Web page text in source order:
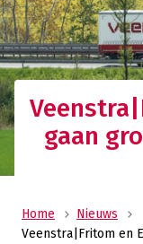
gaan
Home
Nieuws
Veenstra|Fritom en